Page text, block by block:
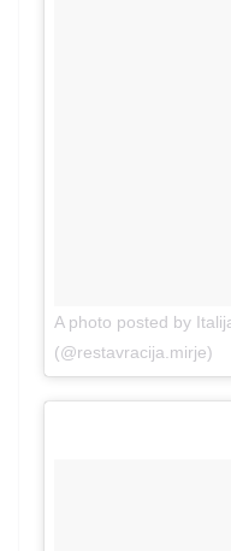
A photo posted by
(@restavracija.mirje)